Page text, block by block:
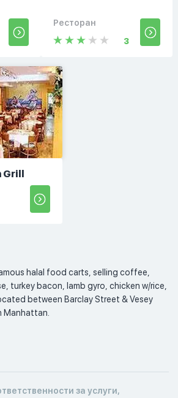
Ресторан
3
Grill
halal food carts, selling coffee,
turkey bacon, lamb gyro, chicken w/rice,
between Barclay Street & Vesey
Manhattan.
за услуги,